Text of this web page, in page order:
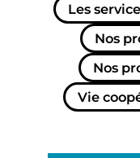
Les
Nos
Nos
Vie